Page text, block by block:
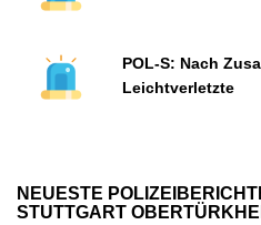
POL-S: Nach
Leichtverletzte
NEUESTE
STUTTGART